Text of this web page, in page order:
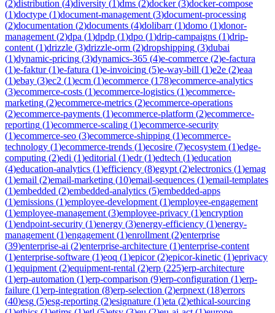
(2)distribution (4)diversity (1)dms (2)docker(3)docker-compose
(1)doctype (1)document-management (3)document-processing
(2)documentation (2)documents (4)dolibarr(1)domo (1)donor-
management (2)dpa (1)dpdp (1)dpo (1)drip-campaigns (1)drip-
content (1)drizzle (3)drizzle-orm (2)dropshipping (3)dubai
(1)dynamic-pricing (3)dynamics-365 (4)e-commerce (2)e-factura
(1)e-faktur(1)e-fatura (1)e-invoicing (5)e-way-bill (1)e2e (2)eaa
(1)ebay (3)ec2 (1)ecm (1)ecommerce (178)ecommerce-analytics
(3)ecommerce-costs (1)ecommerce-logistics (1)ecommerce-
marketing (2)ecommerce-metrics (2)ecommerce-operations
(2)ecommerce-payments (1)ecommerce-platform (2)ecommerce-
reporting (1)ecommerce-scaling (1)ecommerce-security
(1)ecommerce-seo (3)ecommerce-shipping (1)ecommerce-
technology (1)ecommerce-trends (1)ecosire (7)ecosystem (1)edge-
computing (2)edi (1)editorial (1)edr(1)edtech (1)education
(4)education-analytics (1)efficiency (8)egypt (2)electronics (1)emag
(1)email (2)email-marketing (10)email-sequences (1)email-templates
(1)embedded (2)embedded-analytics (5)embedded-apps
(1)emissions (1)employee-development (1)employee-engagement
(1)employee-management (3)employee-privacy (1)encryption
(1)endpoint-security (1)energy (3)energy-efficiency (1)energy-
management (1)engagement (1)enrollment (2)enterprise
(39)enterprise-ai (2)enterprise-architecture (1)enterprise-content
(1)enterprise-software (1)eoq (1)epicor(2)epicor-kinetic (1)eprivacy
(1)equipment (2)equipment-rental (2)erp (225)erp-architecture
(1)erp-automation (1)erp-comparison (9)erp-configuration (1)erp-
failure (1)erp-integration (8)erp-selection (2)erpnext (18)errors
(40)esg (5)esg-reporting (2)esignature (1)eta (2)ethical-sourcing